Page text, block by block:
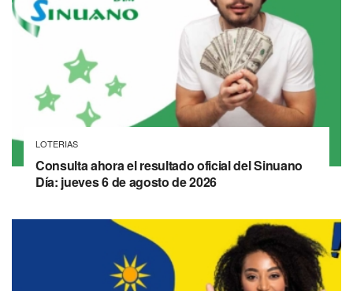
LOTERIAS
Consulta ahora el resultado oficial del Sinuano
Día: jueves 6 de agosto de 2026